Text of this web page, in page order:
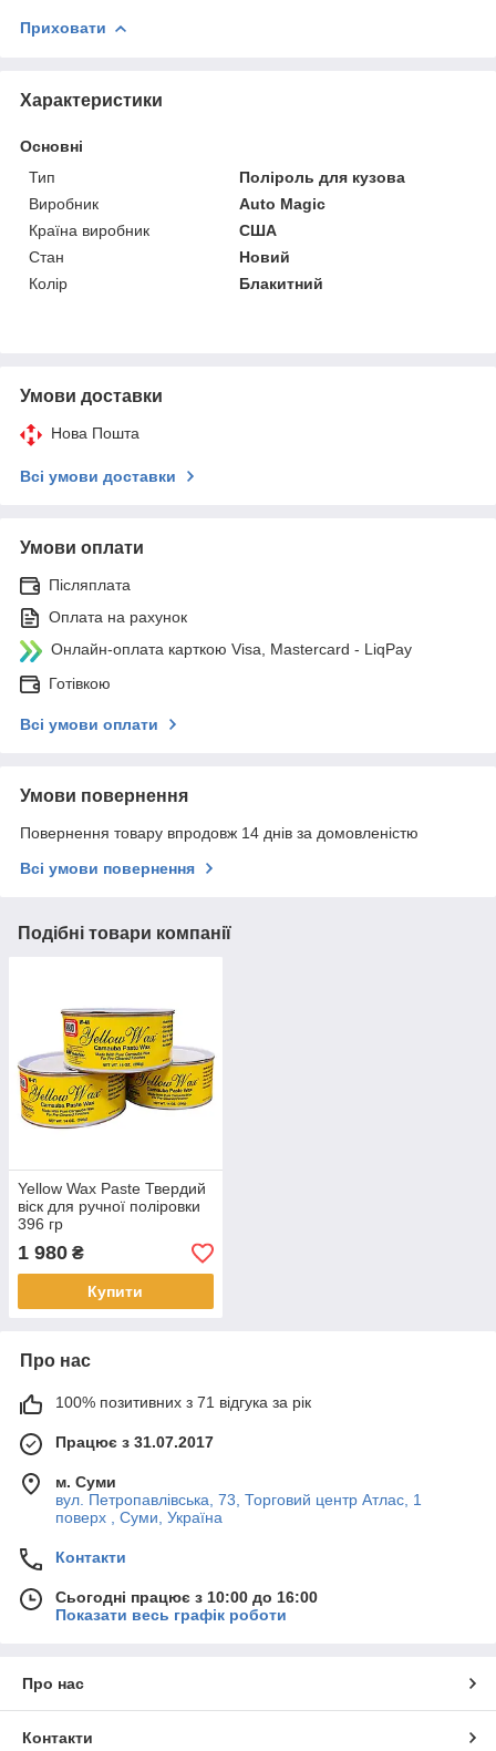
Приховати
Характеристики
Основні
Тип
Поліроль для кузова
Виробник
Auto Magic
Країна виробник
США
Стан
Новий
Колір
Блакитний
Умови доставки
Нова Пошта
Всі умови доставки
Умови оплати
Післяплата
Оплата на рахунок
Онлайн-оплата карткою Visa, Mastercard - LiqPay
Готівкою
Всі умови оплати
Умови повернення
Повернення товару впродовж 14 днів за домовленістю
Всі умови повернення
Подібні товари компанії
Yellow Wax Paste Твердий
віск для ручної поліровки
396 гр
1 980 ₴
Купити
Про нас
100% позитивних з 71 відгука за рік
Працює з 31.07.2017
м. Суми
вул. Петропавлівська, 73, Торговий центр Атлас, 1
поверх , Суми, Україна
Контакти
Сьогодні працює з 10:00 до 16:00
Показати весь графік роботи
Про нас
Контакти